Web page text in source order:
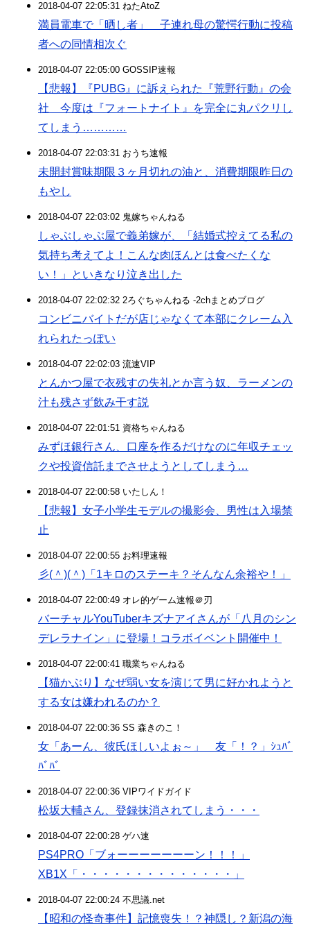
2018-04-07 22:05:31 ねたAtoZ
満員電車で「晒し者」 子連れ母の驚愕行動に投稿
者への同情相次ぐ
2018-04-07 22:05:00 GOSSIP速報
【悲報】『PUBG』に訴えられた『荒野行動』の会
社 今度は『フォートナイト』を完全に丸パクリし
てしまう…………
2018-04-07 22:03:31 おうち速報
未開封賞味期限３ヶ月切れの油と、消費期限昨日の
もやし
2018-04-07 22:03:02 鬼嫁ちゃんねる
しゃぶしゃぶ屋で義弟嫁が、「結婚式控えてる私の
気持ち考えてよ！こんな肉ほんとは食べたくな
い！」といきなり泣き出した
2018-04-07 22:02:32 2ろぐちゃんねる -2chまとめブログ
コンビニバイトだが店じゃなくて本部にクレーム入
れられたっぽい
2018-04-07 22:02:03 流速VIP
とんかつ屋で衣残すの失礼とか言う奴、ラーメンの
汁も残さず飲み干す説
2018-04-07 22:01:51 資格ちゃんねる
みずほ銀行さん、口座を作るだけなのに年収チェッ
クや投資信託までさせようとしてしまう…
2018-04-07 22:00:58 いたしん！
【悲報】女子小学生モデルの撮影会、男性は入場禁
止
2018-04-07 22:00:55 お料理速報
彡(＾)(＾)「1キロのステーキ？そんなん余裕や！」
2018-04-07 22:00:49 オレ的ゲーム速報＠刃
バーチャルYouTuberキズナアイさんが「八月のシン
デレラナイン」に登場！コラボイベント開催中！
2018-04-07 22:00:41 職業ちゃんねる
【猫かぶり】なぜ弱い女を演じて男に好かれようと
する女は嫌われるのか？
2018-04-07 22:00:36 SS 森きのこ！
女「あーん、彼氏ほしいよぉ～」 友「！？」ｼｭﾊﾞ
ﾊﾞﾊﾞ
2018-04-07 22:00:36 VIPワイドガイド
松坂大輔さん、登録抹消されてしまう・・・
2018-04-07 22:00:28 ゲハ速
PS4PRO「ブォーーーーーーーン！！！」
XB1X「・・・・・・・・・・・・・・」
2018-04-07 22:00:24 不思議.net
【昭和の怪奇事件】記憶喪失！？神隠し？新潟の海